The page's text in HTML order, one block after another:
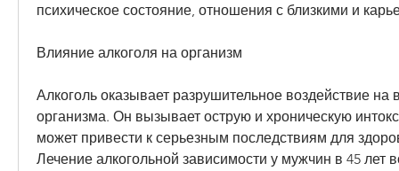
психическое состояние, отношения с близкими и
Влияние алкоголя на организм
Алкоголь оказывает разрушительное воздействие на
организма. Он вызывает острую и хроническую
может привести к серьезным последствиям для
Лечение алкогольной зависимости у мужчин в 45 лет